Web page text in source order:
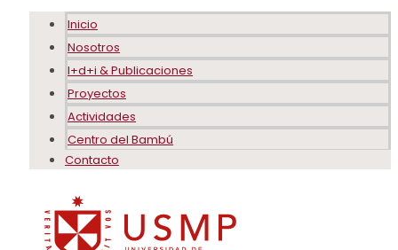
Inicio
Nosotros
I+d+i & Publicaciones
Proyectos
Actividades
Centro del Bambú
Contacto